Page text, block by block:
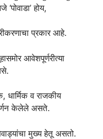
होय,
प्रकार आहे.
आवेशपूर्णरीत्या
धार्मिक व राजकीय
केलेले असते.
मुख्य हेतू असतो.